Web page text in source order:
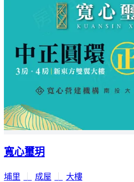
寬心璽玥
埔里 成屋 大樓